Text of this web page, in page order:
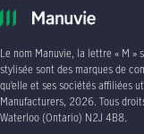
Le nom Manuvie, la lettre « M »
stylisée sont des marques de
qu’elle et ses sociétés affiliées
Manufacturers, 2026. Tous
Waterloo (Ontario) N2J 4B8